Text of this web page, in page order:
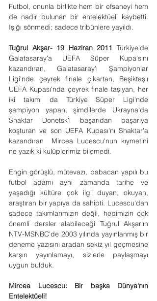
Futbol, onunla birlikte hem bir efsaneyi hem
de nadir bulunan bir entelektüeli kaybetti.
Işığı sönmedi; sadece tribünlere yayıldı.
Tuğrul Akşar- 19 Haziran 2011 Türkiye'de
Galatasaray'a UEFA Süper Kupa'sını
kazandıran, Galatasaray'ı Şampiyonlar
Ligi'nde çeyrek finale çıkartan, Beşiktaş'ı
UEFA Kupası'nda çeyrek finale taşıyan, her
iki takımı da Türkiye Süper Ligi'nde
şampiyon yapan, şimdilerde Ukrayna'da
Shaktar Donetsk'i başarıdan başarıya
koşturan ve son UEFA Kupası'nı Shaktar'a
kazandıran  Mircea Lucescu'nun kıymetini
ne yazık ki kulüplerimiz bilemedi.
Engin görüşlü, mütevazı, babacan yapılı bu
futbol adamı aynı zamanda tarihe ve
yaşadığı kültüre çok ilgi duyan, okuyan,
araştıran bir yapıya da sahipti. Lucescu'dan
sadece takımlarımızın değil, hepimizin çok
önemli dersler alabileceği Tuğrul Akşar'ın
NTV-MSNBC'de 2003 yılında yayınlanmış bir
deneme yazısını aradan sekiz yıl geçmesine
karşın yayınlamayı, sizlerle paylaşmayı
uygun bulduk.
Mircea Lucescu: Bir başka Dünya'nın
Entelektüeli!